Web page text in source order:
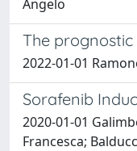
Angelo
The
2022-01-01
Sorafenib
2020-01-01
Francesca;